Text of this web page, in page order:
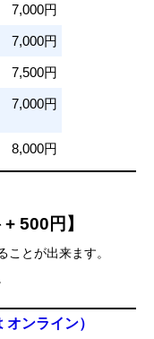
7,000円
7,000円
7,500円
7,000円
8,000円
500円】
とが出来ます。
ンライン）